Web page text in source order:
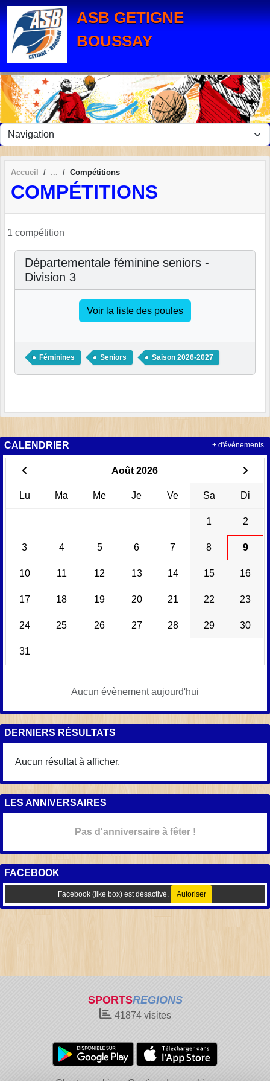
ASB GETIGNE
BOUSSAY
Accueil Compétitions
COMPÉTITIONS
1 compétition
Départementale féminine seniors -
Division 3
Voir la liste des poules
Féminines Seniors Saison 2026-2027
CALENDRIER
Août 2026
Lu Ma Me Je Ve Sa Di
1 2
3 4 5 6 7 8 9
10 11 12 13 14 15 16
17 18 19 20 21 22 23
24 25 26 27 28 29 30
31
Aucun évènement aujourd'hui
+ d'évènements
DERNIERS RÉSULTATS
Aucun résultat à afficher.
LES ANNIVERSAIRES
Pas d'anniversaire à fêter !
FACEBOOK
Facebook (like box) est désactivé. Autoriser
SPORTSREGIONS
41874visites
Panneau de gestion des cookies